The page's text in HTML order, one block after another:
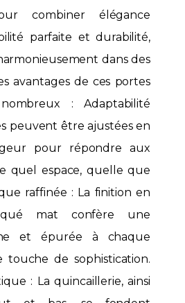
combiner élégance
parfaite et durabilité,
dans des
avantages de ces portes
: Adaptabilité
peuvent être ajustées en
pour répondre aux
quel espace, quelle que
raffinée : La finition en
mat confère une
et épurée à chaque
de sophistication.
: La quincaillerie, ainsi